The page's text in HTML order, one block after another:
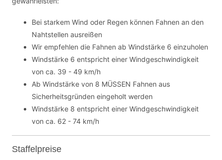
Bei starkem Wind oder Regen können Fahnen an den
Nahtstellen ausreißen
Wir empfehlen die Fahnen ab Windstärke 6 einzuholen
Windstärke 6 entspricht einer Windgeschwindigkeit
von ca. 39 - 49 km/h
Ab Windstärke von 8 MÜSSEN Fahnen aus
Sicherheitsgründen eingeholt werden
Windstärke 8 entspricht einer Windgeschwindigkeit
von ca. 62 - 74 km/h
Staffelpreise